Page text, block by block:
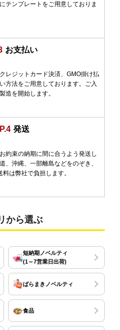
テンプレートをご用意しておりま
お支払い
レジットカード決済、GMO掛け払
方法をご用意しております。ご入
造を開始します。
発送
約束の納期に間に合うよう発送し
、沖縄、一部離島などをのぞき、
料は弊社で負担します。
から選ぶ
短納期ノベルティ
(1～7営業日出荷)
ばらまきノベルティ
食品